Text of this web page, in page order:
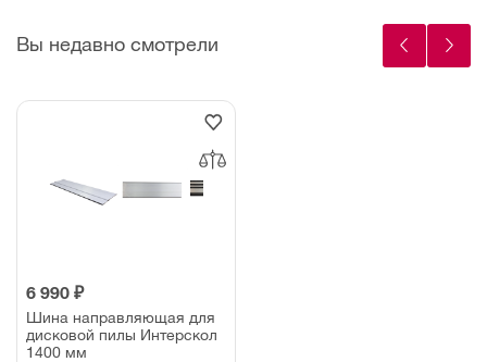
Вы недавно смотрели
6 990 ₽
Шина направляющая для
дисковой пилы Интерскол
1400 мм